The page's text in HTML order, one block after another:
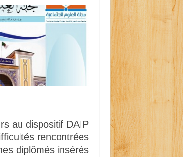
au dispositif DAIP
rencontrées
diplômés insérés